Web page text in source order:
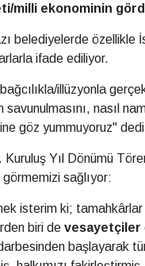
milli ekonominin
belediyelerde özellikle
ifade ediliyor.
illüzyonla
savunulmasını, nasıl
göz yummuyoruz"
Kuruluş Yıl Dönümü
sağlıyor:
isterim ki;
biri de vesayetçiler
başlayarak